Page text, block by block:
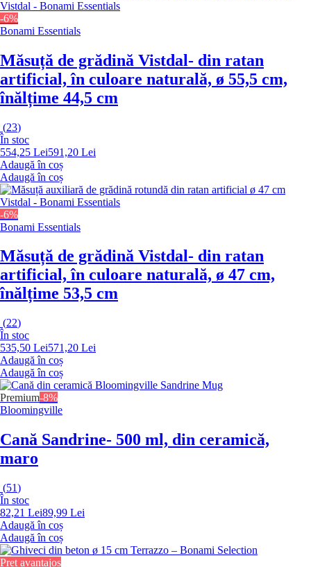
-6%
Bonami Essentials
Măsuță de grădină Vistdal- din ratan
artificial, în culoare naturală, ø 55,5 cm,
înălțime 44,5 cm
(23)
În stoc
554,25 Lei591,20 Lei
Adaugă în coș
Adaugă în coș
-6%
Bonami Essentials
Măsuță de grădină Vistdal- din ratan
artificial, în culoare naturală, ø 47 cm,
înălțime 53,5 cm
(22)
În stoc
535,50 Lei571,20 Lei
Adaugă în coș
Adaugă în coș
Premium-8%
Bloomingville
Cană Sandrine- 500 ml, din ceramică,
maro
(51)
În stoc
82,21 Lei89,99 Lei
Adaugă în coș
Adaugă în coș
Preț avantajos